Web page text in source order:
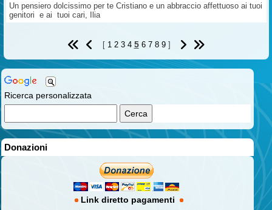
Ricerca personalizzata
Donazioni
Link diretto pagamenti
Un pensiero dolcissimo per te Cristiano e un abbraccio affettuoso ai tuoi
genitori e ai tuoi cari, Ilia
[ 1 2 3 4 5 6 7 8 9]